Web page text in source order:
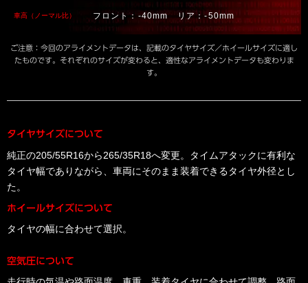
車高（ノーマル比） フロント：-40mm リア：-50mm
ご注意：今回のアライメントデータは、記載のタイヤサイズ／ホイールサイズに適し
たものです。それぞれのサイズが変わると、適性なアライメントデータも変わりま
す。
タイヤサイズについて
純正の205/55R16から265/35R18へ変更。タイムアタックに有利な
タイヤ幅でありながら、車両にそのまま装着できるタイヤ外径とし
た。
ホイールサイズについて
タイヤの幅に合わせて選択。
空気圧について